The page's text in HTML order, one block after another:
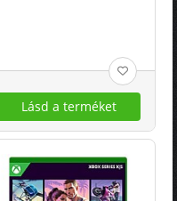
Lásd a terméket